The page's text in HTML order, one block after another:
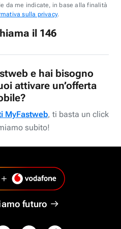
da me indicate, in base alla finalità
sulla privacy.
il 146
e hai bisogno
attivare un’offerta
MyFastweb, ti basta un click
subito!
futuro